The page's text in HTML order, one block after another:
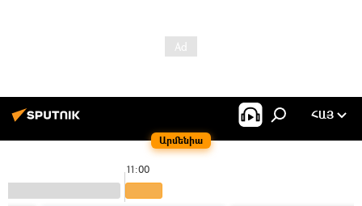
Արմենիա
ՀԱՅ
11:00